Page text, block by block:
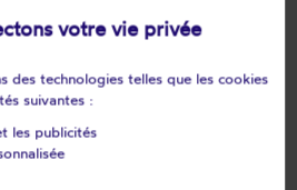
Le tertre-saint-denis
Les bréviaires
Les essarts-le-roi
Les mesnuls
votre vie privée
des technologies telles que les cookies
suivantes :
les publicités